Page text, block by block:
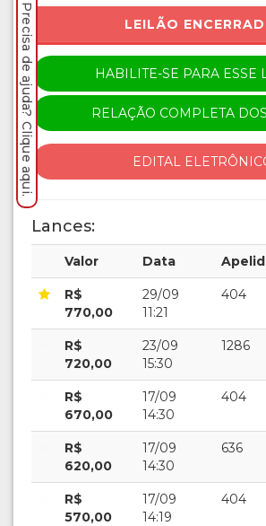
LEILÃO
HABILITE-SE PARA ESSE
RELAÇÃO COMPLETA
EDITAL
Lances:
Valor Data
R$
770,00
29/09
11:21
404
R$
720,00
23/09
15:30
1286
R$
670,00
17/09
14:30
404
R$
620,00
17/09
14:30
636
R$
570,00
17/09
14:19
404
Precisa de ajuda? Clique aqui.